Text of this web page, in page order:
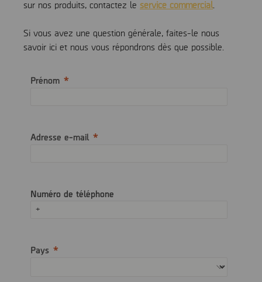
sur nos produits, contactez le service commercial.
Si vous avez une question générale, faites-le nous
savoir ici et nous vous répondrons dès que possible.
Prénom
Adresse e-mail
Numéro de téléphone
Pays